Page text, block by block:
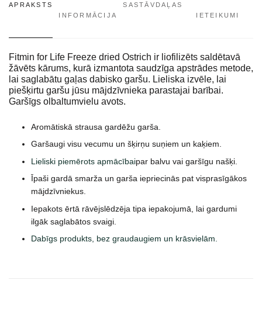
APRAKSTS
INFORMĀCIJA
SASTĀVDAĻAS
IETEIKUMI
Fitmin for Life Freeze dried Ostrich ir liofilizēts saldētavā
žāvēts kārums, kurā izmantota saudzīga apstrādes metode,
lai saglabātu gaļas dabisko garšu. Lieliska izvēle, lai
piešķirtu garšu jūsu mājdzīvnieka parastajai barībai.
Garšīgs olbaltumvielu avots.
Aromātiskā strausa gardēžu garša.
Garšaugi visu vecumu un šķirņu suņiem un kaķiem.
Lieliski piemērots apmācībaipar balvu vai garšīgu našķi.
Īpaši gardā smarža un garša iepriecinās pat visprasīgākos
mājdzīvniekus.
Iepakots ērtā rāvējslēdzēja tipa iepakojumā, lai gardumi
ilgāk saglabātos svaigi.
Dabīgs produkts, bez graudaugiem un krāsvielām.